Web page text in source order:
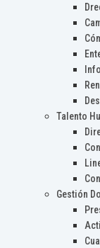
Talento
Gestión